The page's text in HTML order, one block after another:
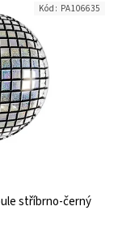
stříbrno-černý
Kód: PA106635